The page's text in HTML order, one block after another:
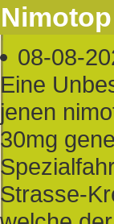
08-08-
Eine
jenen
30mg
Strasse-